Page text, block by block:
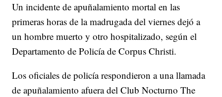
Un incidente de apuñalamiento mortal en las
primeras horas de la madrugada del viernes dejó a
un hombre muerto y otro hospitalizado, según el
Departamento de Policía de Corpus Christi.
Los oficiales de policía respondieron a una llamada
de apuñalamiento afuera del Club Nocturno The